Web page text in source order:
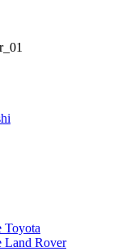
Toyota
Land Rover